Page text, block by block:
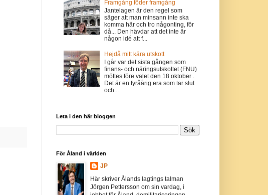
Framgång föder framgång
Jantelagen är den regel som
säger att man minsann inte ska
komma här och tro någonting, för
då... Den hävdar att det inte är
någon idé att f...
Hejdå mitt kära utskott
I går var det sista gången som
finans- och näringsutskottet (FNU)
möttes före valet den 18 oktober .
Det är en fyråårig era som tar slut
och...
Leta i den här bloggen
För Åland i världen
JP
Här skriver Ålands lagtings talman
Jörgen Pettersson om sin vardag, i